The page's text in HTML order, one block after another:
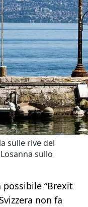
sulle rive del
sullo
“Brexit
non fa